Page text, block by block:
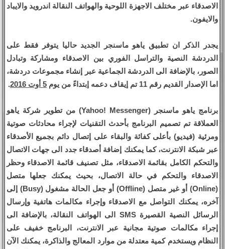
الاصدقاء عبر مختلف الاجهزة اللوحية والهواتف النقالة اندرويد والايباد
والايفون.
يجدر الذكر ان تطبيق ياهو ماسنجر الجديد حاليا يتوفر فقط على
الدردشة النصية والتراسل الفوري بين الاصدقاء ومشاركة وتبادل
الصور، بالإضافة الى الدردشة الجماعية عبر إنشاء مجموعات دردشة،
اما الإصدار القديم رقم 11 تم إيقاف دعمه إبتداءً من يوم
5 أوت 2016 .
برنامج ياهو ماسنجر (Yahoo! Messenger) من تطوير شركة ياهو
العملاقة تم تصميم البرنامج بأحدث التقنيات لإجراء محادثات صوتية
ومرئية (فيديو) بأعلى كفائة والبقاء على إتصال دائم بجميع الأصدقاء
عبر شبكة الانترنت، كما يمكنك إضافة أصدقاء جدد الى جهات الاتصال
والتحكم الكامل بقائمة الاصدقاء، مثل تصنيف قائمة الاصدقاء وحظر
الاصدقاء والتحكم في حالة الاتصال، بحيث يمكنك جعلها متصل
(Online) أو غير متصل (Offline) أو جعل الحالة مشغول (Busy) إلى
آخره، يمكنك التواصل مع الاصدقاء وإجراء مكالمات هاتفية وإرسال
الرسائل النصية القصيرة SMS الى الهواتف النقالة، بالإضافة الى
إجراء مكالمات صوتية مجانية عبر الانترنت، البرنامج خفيف على
النظام ويستخدم كمية معتدلة من موارد المعالج والذاكرة، يمكنك الآن